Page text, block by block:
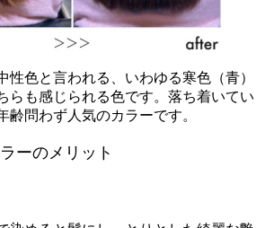
性色と言われる、いわゆる寒色（青）
らも感じられる色です。落ち着いてい
齢問わず人気のカラーです。
ーのメリット